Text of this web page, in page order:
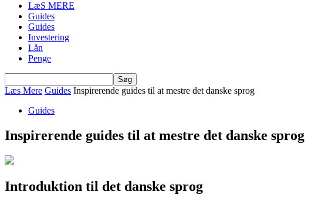
LæS MERE
Guides
Guides
Investering
Lån
Penge
Læs Mere Guides Inspirerende guides til at mestre det danske sprog
Guides
Inspirerende guides til at mestre det danske sprog
Introduktion til det danske sprog